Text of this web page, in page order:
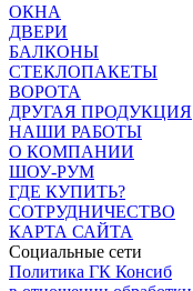
ОКНА
ДВЕРИ
БАЛКОНЫ
СТЕКЛОПАКЕТЫ
ВОРОТА
ДРУГАЯ ПРОДУКЦИЯ
НАШИ РАБОТЫ
О КОМПАНИИ
ШОУ-РУМ
ГДЕ КУПИТЬ?
СОТРУДНИЧЕСТВО
КАРТА САЙТА
Социальные сети
Политика ГК Консиб